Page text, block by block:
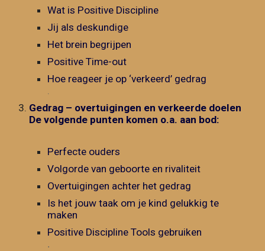
Wat is Positive Discipline
Jij als deskundige
Het brein begrijpen
Positive Time-out
Hoe reageer je op ‘verkeerd’ gedrag
.
Gedrag – overtuigingen en verkeerde doelen
De volgende punten komen o.a. aan bod:
Perfecte ouders
Volgorde van geboorte en rivaliteit
Overtuigingen achter het gedrag
Is het jouw taak om je kind gelukkig te
maken
Positive Discipline Tools gebruiken
.